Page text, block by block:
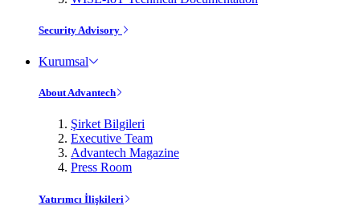
Security Advisory
Kurumsal
About Advantech
Şirket Bilgileri
Executive Team
Advantech Magazine
Press Room
Yatırımcı İlişkileri